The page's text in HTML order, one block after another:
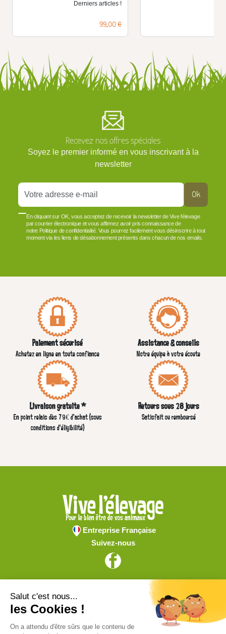
Derniers articles !
Prix
99,00 €
Recevez nos offres spéciales
Soyez le premier informé en vous inscrivant à la
newsletter
Ok
En cliquant sur OK, vous acceptez de recevoir la newsletter de Vive l'élevage
par courrier électronique et vous affirmez avoir pris connaissance de
notre Politique de confidentialité. Vous pourrez facilement vous désinscrire à tout
moment via les liens de désabonnement présents dans chacun de nos emails.
Paiement sécurisé
Achetez en ligne en toute confiance
Assistance & conseils
Notre équipe à votre écoute
Livraison gratuite *
En point relais dès 79€ d’achat (sous
conditions d'éligibilité)
Retours sous 28 jours
Satisfait ou remboursé
Entreprise Française
Suivez-nous
Vive l'élevage
Achat en ligne